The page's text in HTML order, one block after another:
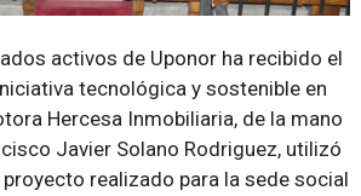
activos de Uponor ha recibido el
tecnológica y sostenible en
Hercesa Inmobiliaria, de la mano
Javier Solano Rodriguez, utilizó
realizado para la sede social